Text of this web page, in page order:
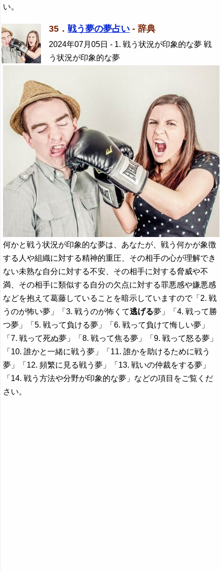
い。
35． 戦う夢の夢占い - 辞典
2024年07月05日 - 1. 戦う状況が印象的な夢 戦
う状況が印象的な夢
何かと戦う状況が印象的な夢は、あなたが、戦う何かが象徴
する人や組織に対する精神的重圧、その相手の心が理解でき
ない未熟な自分に対する不安、その相手に対する脅威や不
満、その相手に類似する自分の欠点に対する罪悪感や嫌悪感
などを抱えて葛藤していることを暗示していますので「2. 戦
うのが怖い夢」「3. 戦うのが怖くて逃げる夢」「4. 戦って勝
つ夢」「5. 戦って負ける夢」「6. 戦って負けて悔しい夢」
「7. 戦って死ぬ夢」「8. 戦って焦る夢」「9. 戦って怒る夢」
「10. 誰かと一緒に戦う夢」「11. 誰かを助けるために戦う
夢」「12. 頻繁に見る戦う夢」「13. 戦いの仲裁をする夢」
「14. 戦う方法や分野が印象的な夢」などの項目をご覧くだ
さい。